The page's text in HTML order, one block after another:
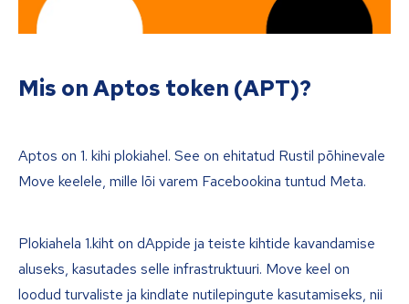
Mis on Aptos token (APT)?
Aptos on 1. kihi plokiahel. See on ehitatud Rustil põhinevale
Move keelele, mille lõi varem Facebookina tuntud Meta.
Plokiahela 1.kiht on dAppide ja teiste kihtide kavandamise
aluseks, kasutades selle infrastruktuuri. Move keel on
loodud turvaliste ja kindlate nutilepingute kasutamiseks, nii